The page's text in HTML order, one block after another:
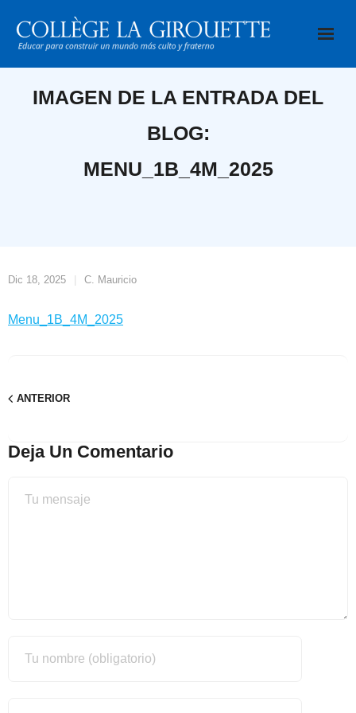
contenido
IMAGEN DE LA ENTRADA DEL
BLOG:
MENU_1B_4M_2025
Dic 18, 2025 C. Mauricio
Menu_1B_4M_2025
ANTERIOR
Deja Un Comentario